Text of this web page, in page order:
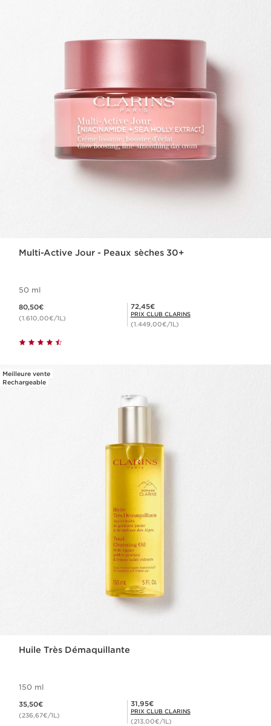
Multi-Active Jour - Peaux sèches 30+
50 ml
80,50€
(1.610,00€/1L)
Prix Club Clarins 72,45€
72,45€
PRIX CLUB CLARINS
(1.449,00€/1L)
Meilleure vente
Rechargeable
Huile Très Démaquillante
150 ml
35,50€
(236,67€/1L)
Prix Club Clarins 31,95€
31,95€
PRIX CLUB CLARINS
(213,00€/1L)